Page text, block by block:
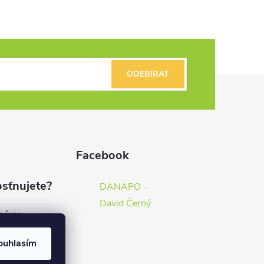
ODEBÍRAT
Facebook
DANAPO -
David Černý